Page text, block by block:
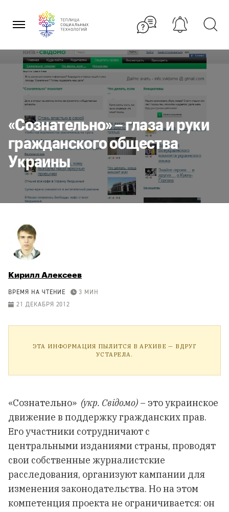
содержанию
«Сознательно» – глаза и руки
гражданского общества
Украины
Кирилл Алексеев
ВРЕМЯ НА ЧТЕНИЕ
3 МИН
21 ДЕКАБРЯ 2012
ЭТА ИНФОРМАЦИЯ ПЫЛИТСЯ В АРХИВЕ — ВДРУГ
УСТАРЕЛА.
«Сознательно» (укр. Свiдомо) – это украинское
движение в поддержку гражданских прав.
Его участники сотрудничают с
центральными изданиями страны, проводят
свои собственные журналистские
расследования, организуют кампании для
изменения законодательства. Но на этом
компетенция проекта не ограничивается: он